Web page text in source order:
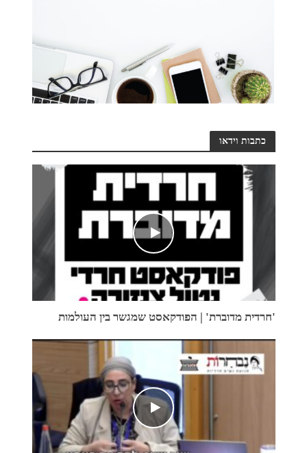
כתבות וידאו
'חרדית מדוברת' | הפודקאסט שמגשר בין העולמות